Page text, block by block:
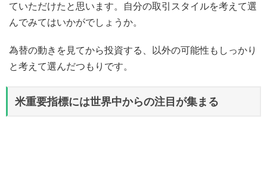
ていただけたと思います。自分の取引スタイルを考えて選
んでみてはいかがでしょうか。
為替の動きを見てから投資する、以外の可能性もしっかり
と考えて選んだつもりです。
米重要指標には世界中からの注目が集まる